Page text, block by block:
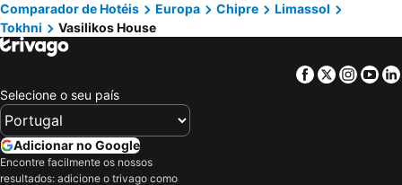
Comparador de Hotéis
Europa Chipre
Limassol
Tokhni
Vasilikos House
Facebook
Twitter
Selecione o seu país
Adicionar no Google
Encontre facilmente os nossos
resultados: adicione o trivago como